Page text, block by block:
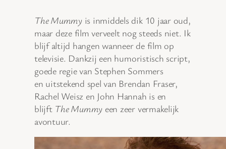
The Mummyis inmiddels dik 10 jaar oud,
maar deze film verveelt nog steeds niet. Ik
blijf altijd hangen wanneer de film op
televisie. Dankzij een humoristisch script,
goede regie van Stephen Sommers
en uitstekend spel van Brendan Fraser,
Rachel Weisz en John Hannah is en
blijft The Mummy een zeer vermakelijk
avontuur.